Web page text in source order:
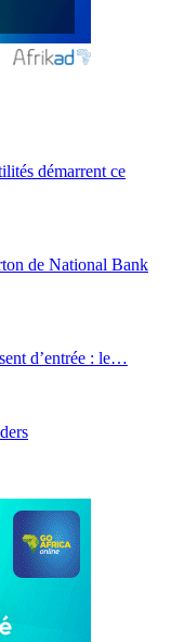
démarrent ce
de National Bank
d’entrée : le…